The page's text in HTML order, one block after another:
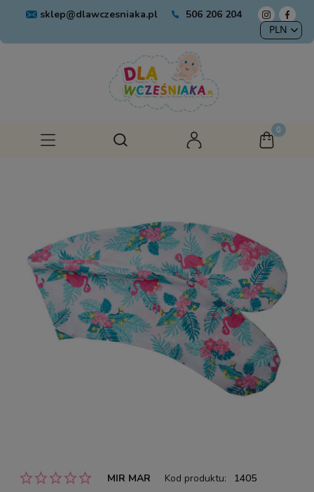
sklep@dlawczesniaka.pl 506 206 204
MIR MAR Kod produktu: 1405